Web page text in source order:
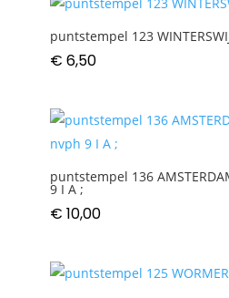
puntstempel 123
€ 6,50
puntstempel 136
9 I A ;
€ 10,00